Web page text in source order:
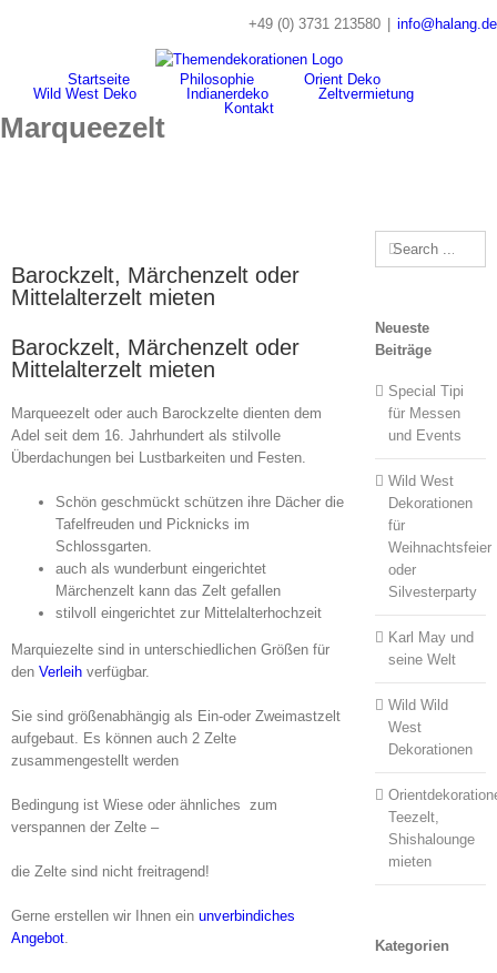
+49 (0) 3731 213580 info@halang.de
Startseite Philosophie
Orient Deko
Wild West Deko
Indianerdeko
Zeltvermietung
Kontakt
Marqueezelt
Barockzelt, Märchenzelt oder
Mittelalterzelt mieten
Barockzelt, Märchenzelt oder
Mittelalterzelt mieten
Marqueezelt oder auch Barockzelte dienten dem
Adel seit dem 16. Jahrhundert als stilvolle
Überdachungen bei Lustbarkeiten und Festen.
Schön geschmückt schützen ihre Dächer die
Tafelfreuden und Picknicks im
Schlossgarten.
auch als wunderbunt eingerichtet
Märchenzelt kann das Zelt gefallen
stilvoll eingerichtet zur Mittelalterhochzeit
Marquiezelte sind in unterschiedlichen Größen für
den Verleih verfügbar.
Sie sind größenabhängig als Ein-oder Zweimastzelt
aufgebaut. Es können auch 2 Zelte
zusammengestellt werden
Bedingung ist Wiese oder ähnliches zum
verspannen der Zelte –
die Zelte sind nicht freitragend!
Gerne erstellen wir Ihnen ein unverbindiches
Angebot.
Search
for:
Neueste
Beiträge
Special Tipi
für Messen
und Events
Wild West
Dekorationen
für
Weihnachtsfeier
oder
Silvesterparty
Karl May und
seine Welt
Wild Wild
West
Dekorationen
Teezelt,
Shishalounge
mieten
Kategorien